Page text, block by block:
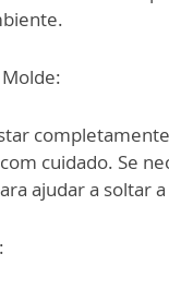
cuidado. Se
ajudar a soltar